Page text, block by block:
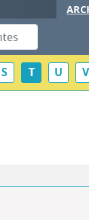
S T U V